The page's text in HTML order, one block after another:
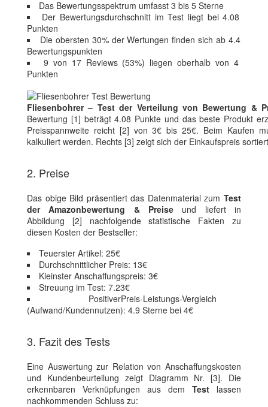
Das Bewertungsspektrum umfasst 3 bis 5 Sterne
Der Bewertungsdurchschnitt im Test liegt bei 4.08
Punkten
Die obersten 30% der Wertungen finden sich ab 4.4
Bewertungspunkten
9 von 17 Reviews (53%) liegen oberhalb von 4
Punkten
Fliesenbohrer – Test der Verteilung von Bewertung &
Bewertung [1] beträgt 4.08 Punkte und das beste Produkt
Preisspannweite reicht [2] von 3€ bis 25€. Beim Kaufen
kalkuliert werden. Rechts [3] zeigt sich der Einkaufspreis
2. Preise
Das obige Bild präsentiert das Datenmaterial zum Test
der Amazonbewertung & Preise und liefert in
Abbildung [2] nachfolgende statistische Fakten zu
diesen Kosten der Bestseller:
Teuerster Artikel: 25€
Durchschnittlicher Preis: 13€
Kleinster Anschaffungspreis: 3€
Streuung im Test: 7.23€
PositiverPreis-Leistungs-Vergleich
(Aufwand/Kundennutzen): 4.9 Sterne bei 4€
3. Fazit des Tests
Eine Auswertung zur Relation von Anschaffungskosten
und Kundenbeurteilung zeigt Diagramm Nr. [3]. Die
erkennbaren Verknüpfungen aus dem Test lassen
nachkommenden Schluss zu: